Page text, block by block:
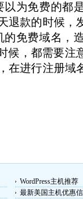
以为免费的都
退款的时候，
的免费域名，
候，都需要注
在进行注册域
WordPress主机推荐
最新美国主机优惠